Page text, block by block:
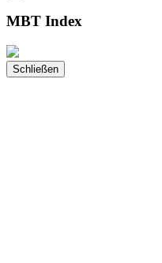
MBT Index
Schließen